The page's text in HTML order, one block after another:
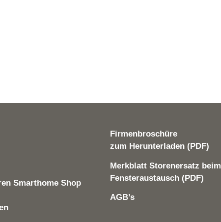
Smarthome Shop
Firmenbroschüre
zum Herunterladen (PDF)
Merkblatt Storenersatz beim
Fensteraustausch (PDF)
AGB’s